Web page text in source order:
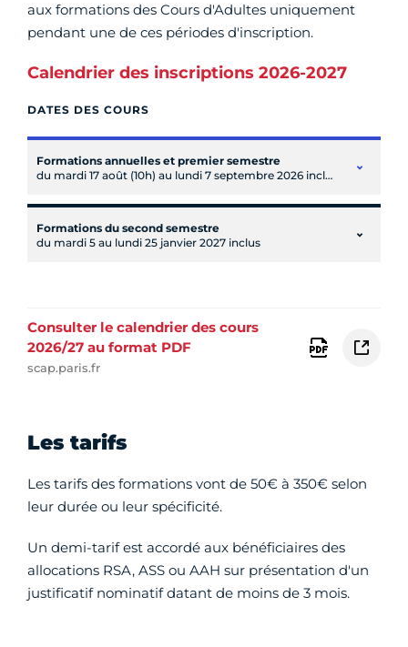
aux formations des Cours d'Adultes uniquement
pendant une de ces périodes d'inscription.
Calendrier des inscriptions 2026-2027
DATES DES COURS
Formations annuelles et premier semestre
du mardi 17 août (10h) au lundi 7 septembre 2026 inclus (minuit)
Formations du second semestre
du mardi 5 au lundi 25 janvier 2027 inclus
Consulter le calendrier des cours
2026/27 au format PDF
scap.paris.fr
Les tarifs
Les tarifs des formations vont de 50€ à 350€ selon
leur durée ou leur spécificité.
Un demi-tarif est accordé aux bénéficiaires des
allocations RSA, ASS ou AAH sur présentation d'un
justificatif nominatif datant de moins de 3 mois.